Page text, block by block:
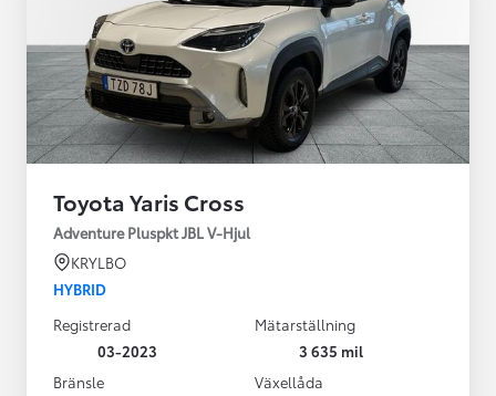
Toyota Yaris Cross
Adventure Pluspkt JBL V-Hjul
KRYLBO
HYBRID
Registrerad
03-2023
Mätarställning
3 635 mil
Bränsle
Växellåda